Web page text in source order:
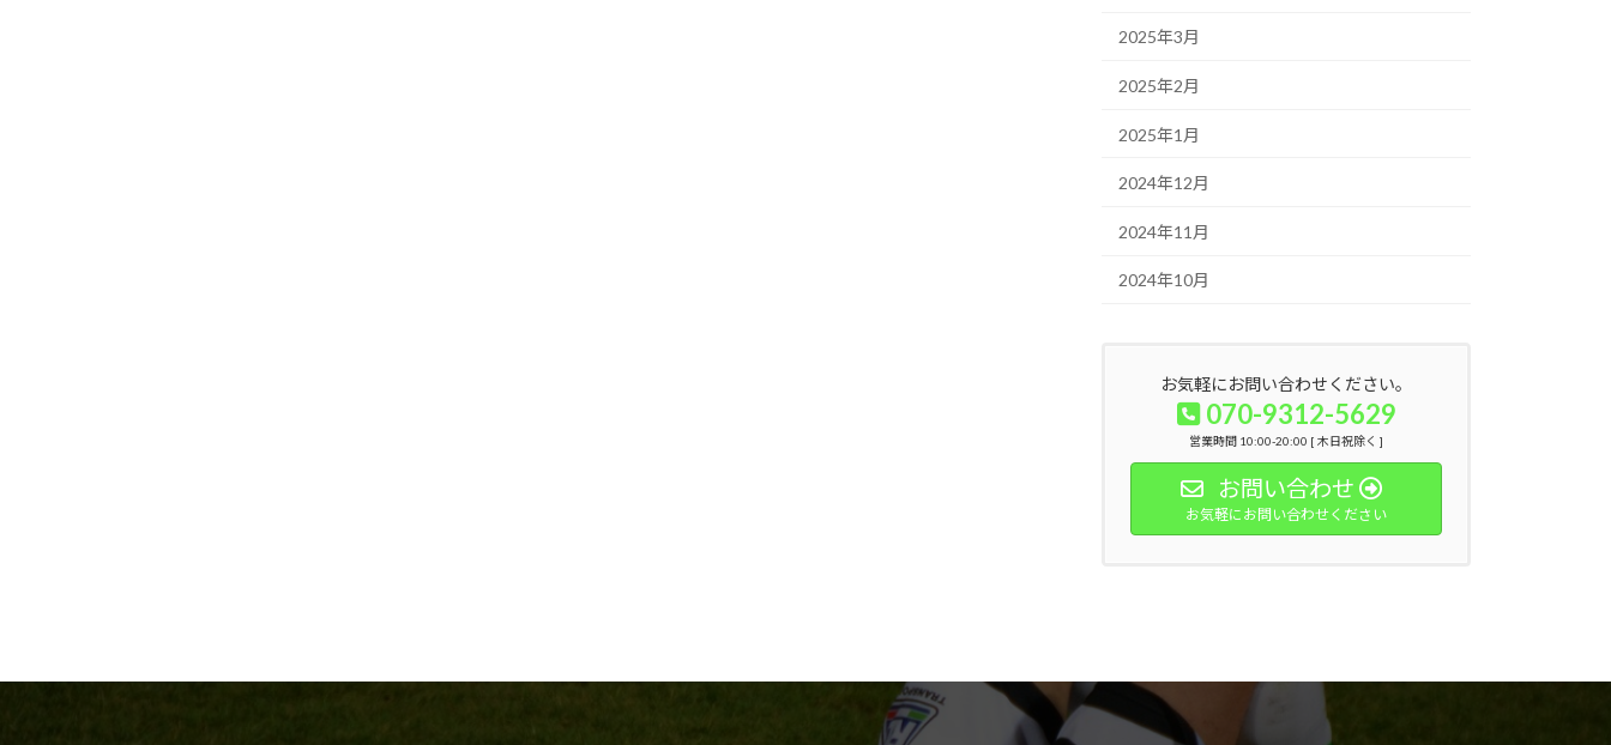
2025年3月
2025年2月
2025年1月
2024年12月
2024年11月
2024年10月
お気軽にお問い合わせください。
070-9312-5629
営業時間 10:00-20:00 [ 木日祝除く ]
お問い合わせ
お気軽にお問い合わせください